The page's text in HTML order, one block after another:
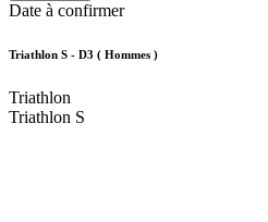
Date à confirmer
Triathlon S - D3 ( Hommes )
Triathlon
Triathlon S